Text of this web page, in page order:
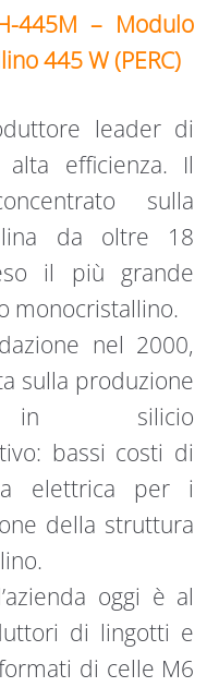
445M – Modulo
445 W (PERC)
leader di
efficienza. Il
sulla
da oltre 18
il più grande
monocristallino.
nel 2000,
sulla produzione
silicio
bassi costi di
elettrica per i
della struttura
oggi è al
di lingotti e
di celle M6